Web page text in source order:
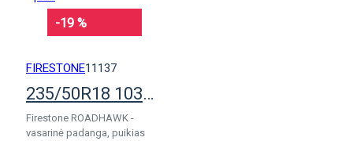
-19 %
FIRESTONE11137
235/50R18 103Y Firestone RoadHawk pad.
Firestone ROADHAWK -
vasarinė padanga, puikias